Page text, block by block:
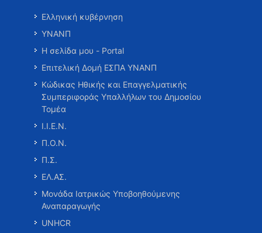
Ελληνική κυβέρνηση
ΥΝΑΝΠ
Η σελίδα μου - Portal
Επιτελική Δομή ΕΣΠΑ ΥΝΑΝΠ
Κώδικας Ηθικής και Επαγγελματικής
Συμπεριφοράς Υπαλλήλων του Δημοσίου
Τομέα
Ι.Ι.Ε.Ν.
Π.Ο.Ν.
Π.Σ.
ΕΛ.ΑΣ.
Μονάδα Ιατρικώς Υποβοηθούμενης
Αναπαραγωγής
UNHCR